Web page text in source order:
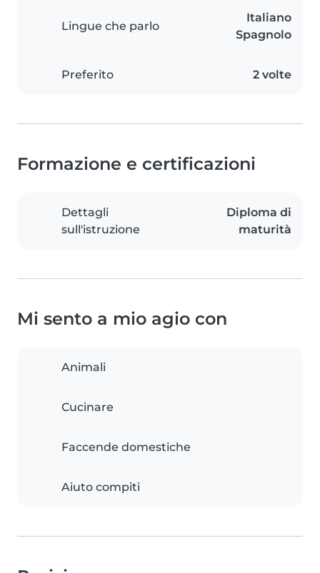
Lingue che parlo
Italiano
Spagnolo
Preferito 2 volte
Formazione e certificazioni
Dettagli
sull'istruzione
Diploma di
maturità
Mi sento a mio agio con
Animali
Cucinare
Faccende domestiche
Aiuto compiti